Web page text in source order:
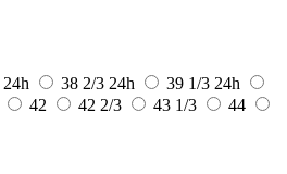
24h 38 2/3 24h 39 1/3 24h
42 42 2/3 43 1/3
44